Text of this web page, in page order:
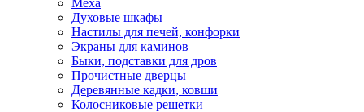
Духовые шкафы
Настилы для печей, конфорки
Экраны для каминов
Быки, подставки для дров
Прочистные дверцы
Деревянные кадки, ковши
Колосниковые решетки